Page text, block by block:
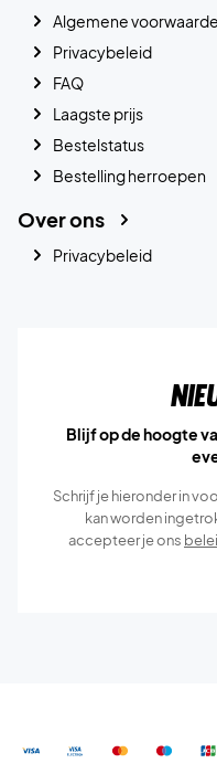
Algemene
Privacybeleid
FAQ
Laagste prijs
Bestelstatus
Bestelling herroepen
Over ons
Privacybeleid
Blijf op de hoogte
Schrijf je hieronder in
kan worden
accepteer je ons